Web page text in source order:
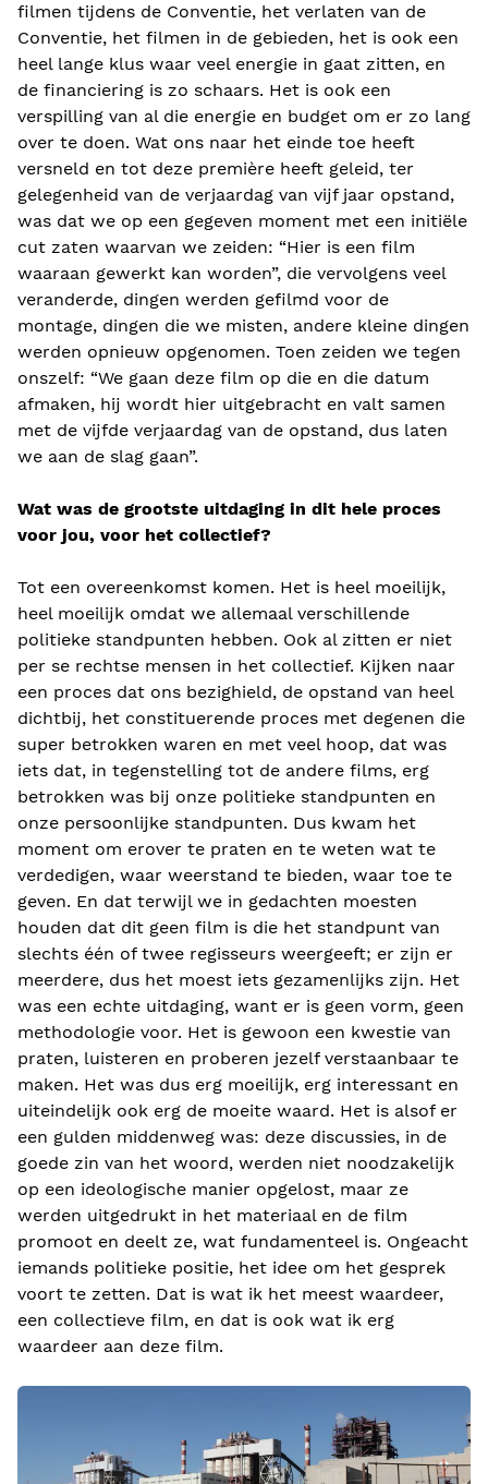
filmen tijdens de Conventie, het verlaten van de
Conventie, het filmen in de gebieden, het is ook een
heel lange klus waar veel energie in gaat zitten, en
de financiering is zo schaars. Het is ook een
verspilling van al die energie en budget om er zo lang
over te doen. Wat ons naar het einde toe heeft
versneld en tot deze première heeft geleid, ter
gelegenheid van de verjaardag van vijf jaar opstand,
was dat we op een gegeven moment met een initiële
cut zaten waarvan we zeiden: “Hier is een film
waaraan gewerkt kan worden”, die vervolgens veel
veranderde, dingen werden gefilmd voor de
montage, dingen die we misten, andere kleine dingen
werden opnieuw opgenomen. Toen zeiden we tegen
onszelf: “We gaan deze film op die en die datum
afmaken, hij wordt hier uitgebracht en valt samen
met de vijfde verjaardag van de opstand, dus laten
we aan de slag gaan”.
Wat was de grootste uitdaging in dit hele proces
voor jou, voor het collectief?
Tot een overeenkomst komen. Het is heel moeilijk,
heel moeilijk omdat we allemaal verschillende
politieke standpunten hebben. Ook al zitten er niet
per se rechtse mensen in het collectief. Kijken naar
een proces dat ons bezighield, de opstand van heel
dichtbij, het constituerende proces met degenen die
super betrokken waren en met veel hoop, dat was
iets dat, in tegenstelling tot de andere films, erg
betrokken was bij onze politieke standpunten en
onze persoonlijke standpunten. Dus kwam het
moment om erover te praten en te weten wat te
verdedigen, waar weerstand te bieden, waar toe te
geven. En dat terwijl we in gedachten moesten
houden dat dit geen film is die het standpunt van
slechts één of twee regisseurs weergeeft; er zijn er
meerdere, dus het moest iets gezamenlijks zijn. Het
was een echte uitdaging, want er is geen vorm, geen
methodologie voor. Het is gewoon een kwestie van
praten, luisteren en proberen jezelf verstaanbaar te
maken. Het was dus erg moeilijk, erg interessant en
uiteindelijk ook erg de moeite waard. Het is alsof er
een gulden middenweg was: deze discussies, in de
goede zin van het woord, werden niet noodzakelijk
op een ideologische manier opgelost, maar ze
werden uitgedrukt in het materiaal en de film
promoot en deelt ze, wat fundamenteel is. Ongeacht
iemands politieke positie, het idee om het gesprek
voort te zetten. Dat is wat ik het meest waardeer,
een collectieve film, en dat is ook wat ik erg
waardeer aan deze film.